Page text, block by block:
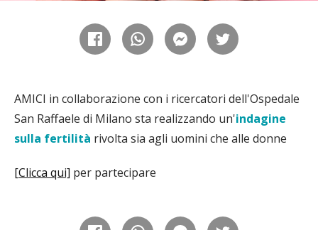
AMICI in collaborazione con i ricercatori dell'Ospedale
San Raffaele di Milano sta realizzando un'indagine
sulla fertilità rivolta sia agli uomini che alle donne
[Clicca qui] per partecipare